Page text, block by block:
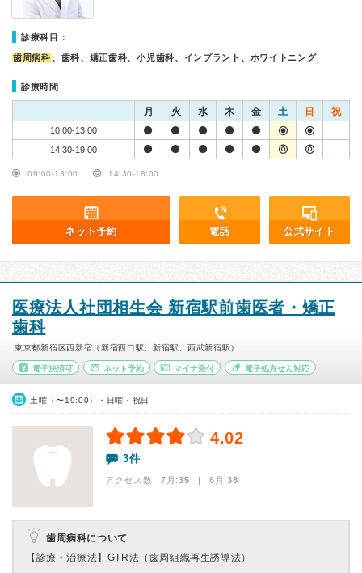
診療科目：
歯周病科 、歯科、矯正歯科、小児歯科、インプラント、ホワイトニング
診療時間
月 火 水 木 金 土 日 祝
10:00-13:00
14:30-19:00
09:00-13:00 14:30-18:00
ネット予約 電話 公式サイト
医療法人社団相生会 新宿駅前歯医者・矯正
歯科
東京都新宿区西新宿（新宿西口駅、新宿駅、西武新宿駅）
電子決済可 ネット予約 マイナ受付 電子処方せん対応
土曜（〜19:00）・日曜・祝日
4.02
3件
アクセス数 7月:35 | 6月:38
歯周病科について
【診療・治療法】 GTR法（歯周組織再生誘導法）